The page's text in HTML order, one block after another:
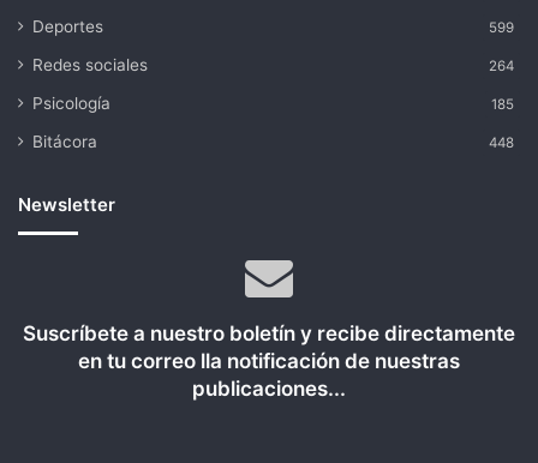
Deportes 599
Redes sociales 264
Psicología 185
Bitácora 448
Newsletter
Suscríbete a nuestro boletín y recibe directamente
en tu correo lla notificación de nuestras
publicaciones...